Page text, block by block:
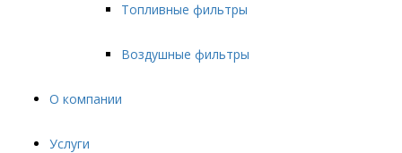
Топливные фильтры
Воздушные фильтры
О компании
Услуги